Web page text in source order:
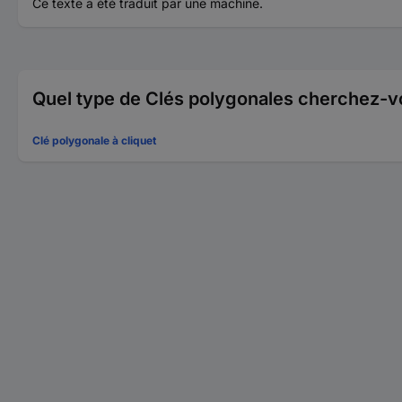
Quel type de Clés polygonales cherchez-
Clé polygonale à cliquet